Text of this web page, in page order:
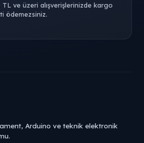
TL ve üzeri alışverişlerinizde kargo
ödemezsiniz.
Arduino ve teknik elektronik